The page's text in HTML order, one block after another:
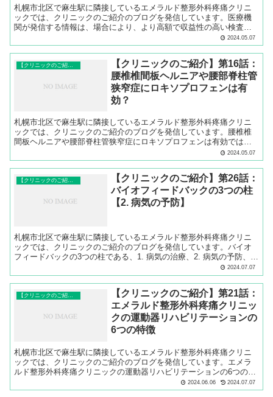
札幌市北区で麻生駅に隣接しているエメラルド整形外科疼痛クリニ
ックでは、クリニックのご紹介のブログを発信しています。医療機
関が発信する情報は、場合により、より高額で収益性の高い検査・
治療内容に偏っている場合があることについてご説明します。2024.05.07
【クリニックのご紹介】
【クリニックのご紹介】第16話：
腰椎椎間板ヘルニアや腰部脊柱管
狭窄症にロキソプロフェンは有
効？
札幌市北区で麻生駅に隣接しているエメラルド整形外科疼痛クリニ
ックでは、クリニックのご紹介のブログを発信しています。腰椎椎
間板ヘルニアや腰部脊柱管狭窄症にロキソプロフェンは有効ではな
2024.05.07
【クリニックのご紹介】
【クリニックのご紹介】第26話：
バイオフィードバックの3つの柱
【2. 病気の予防】
札幌市北区で麻生駅に隣接しているエメラルド整形外科疼痛クリニ
ックでは、クリニックのご紹介のブログを発信しています。バイオ
フィードバックの3つの柱である、1. 病気の治療、2. 病気の予防、3.
パフォーマンス向上、ゾーン・フローへのトレーニングのうち、【2.
病気の予防】についてご説明します。
2024.07.07
【クリニックのご紹介】
【クリニックのご紹介】第21話：
エメラルド整形外科疼痛クリニッ
クの運動器リハビリテーションの
6つの特徴
札幌市北区で麻生駅に隣接しているエメラルド整形外科疼痛クリニ
ックでは、クリニックのご紹介のブログを発信しています。エメラ
ルド整形外科疼痛クリニックの運動器リハビリテーションの6つの特
2024.06.06 2024.07.07